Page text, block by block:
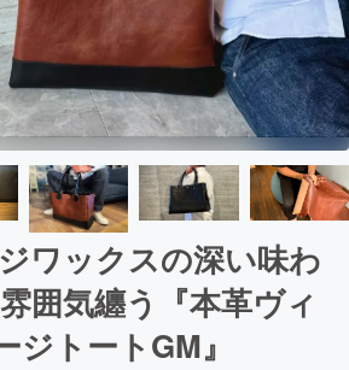
ワックスの深い味わ
囲気纏う『本革ヴィ
ジトートGM』